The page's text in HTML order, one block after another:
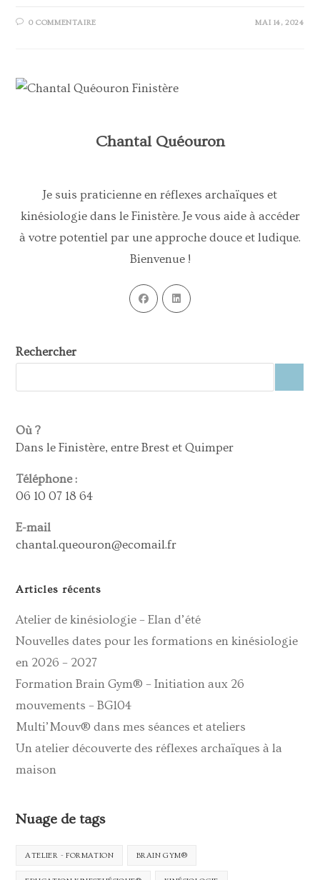
0 COMMENTAIRE MAI 14, 2024
Chantal Quéouron
Je suis praticienne en réflexes archaïques et
kinésiologie dans le Finistère. Je vous aide à accéder
à votre potentiel par une approche douce et ludique.
Bienvenue !
Rechercher
Où ?
Dans le Finistère, entre Brest et Quimper
Téléphone :
06 10 07 18 64
E-mail
chantal.queouron@ecomail.fr
Articles récents
Atelier de kinésiologie – Elan d’été
Nouvelles dates pour les formations en kinésiologie
en 2026 – 2027
Formation Brain Gym® – Initiation aux 26
mouvements – BG104
Multi’Mouv® dans mes séances et ateliers
Un atelier découverte des réflexes archaïques à la
maison
Nuage de tags
ATELIER - FORMATION BRAIN GYM®